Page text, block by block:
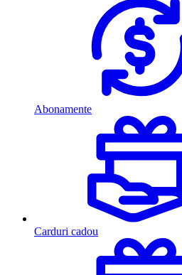
Abonamente
Carduri cadou